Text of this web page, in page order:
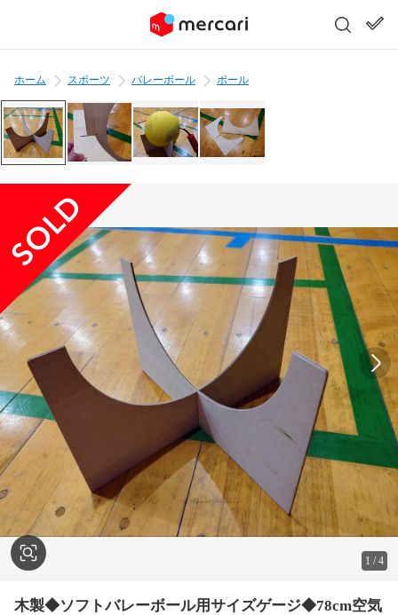
ホーム スポーツ バレーボール ボール
1 /4
木製◆ソフトバレーボール用サイズゲージ◆78cm空気